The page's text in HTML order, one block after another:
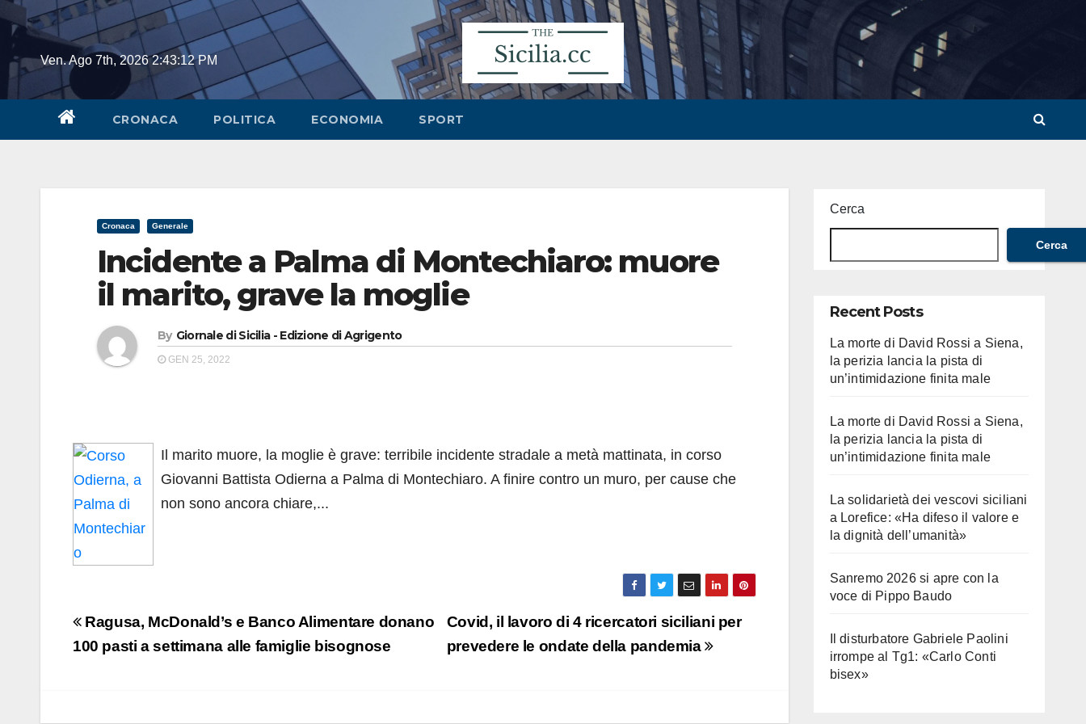
Skip
contentVen. Ago 7th, 20262:43:12 PM
CRONACA POLITICA ECONOMIA SPORT
Cronaca Generale
Incidente a Palma di Montechiaro: muore
il marito, grave la moglie
By Giornale di Sicilia - Edizione di Agrigento
GEN 25, 2022
Il marito muore, la moglie è grave: terribile incidente stradale a metà mattinata, in corso
Giovanni Battista Odierna a Palma di Montechiaro. A finire contro un muro, per cause che
non sono ancora chiare,...
Navigazione
articoli
Covid, il lavoro di 4 ricercatori siciliani per
prevedere le ondate della pandemia
Ragusa, McDonald’s e Banco Alimentare donano
100 pasti a settimana alle famiglie bisognose
Cerca
Cerca
Recent Posts
La morte di David Rossi a Siena,
la perizia lancia la pista di
un’intimidazione finita male
La morte di David Rossi a Siena,
la perizia lancia la pista di
un’intimidazione finita male
La solidarietà dei vescovi siciliani
a Lorefice: «Ha difeso il valore e
la dignità dell’umanità»
Sanremo 2026 si apre con la
voce di Pippo Baudo
Il disturbatore Gabriele Paolini
irrompe al Tg1: «Carlo Conti
bisex»